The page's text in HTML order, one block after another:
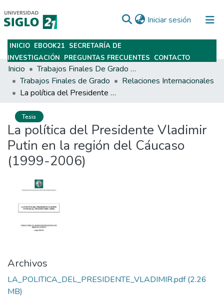
Iniciar sesión (current)
Subir
INICIO EBOOK21 SECRETARÍA DE
INVESTIGACIÓN PREGUNTAS FRECUENTES CONTACTO
Inicio
Trabajos Finales De Grado Y Posgrado
Trabajos Finales de Grado
Relaciones Internacionales
La política del Presidente Vladimir Putin en la región del Cáucaso (1999-2006)
Tesis
La política del Presidente Vladimir
Putin en la región del Cáucaso
(1999-2006)
Archivos
LA_POLITICA_DEL_PRESIDENTE_VLADIMIR.pdf(2.26
MB)